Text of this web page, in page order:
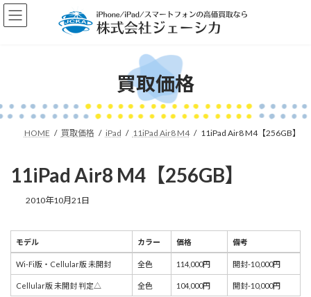
コ
ン
キ
ッ
ナ
ビ
に
移
買取価格
HOME 買取価格 iPad 11iPad Air8 M4 11iPad Air8 M4【256GB】
11iPad Air8 M4【256GB】
2010年10月21日
モデル カラー 価格
備考
モデル
カラー 備考
Wi-Fi版・Cellular版 未開封 全色 114,000円 開封-10,000円
Cellular版 未開封 判定△ 全色 104,000円 開封-10,000円